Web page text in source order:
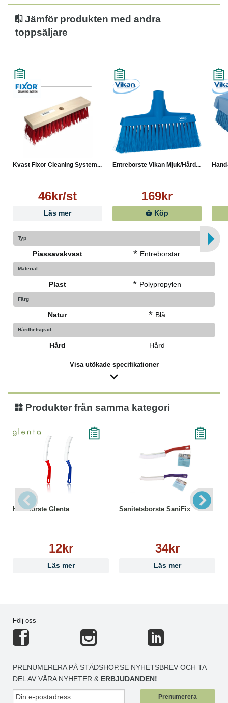
Jämför produkten med andra
toppsäljare
Kvast Fixor Cleaning System...
46kr/st
Läs mer
Entreborste Vikan Mjuk/Hård...
169kr
Köp
Typ
Piassavakvast * Entreborstar
Material
Plast * Polypropylen
Färg
Natur * Blå
Hårdhetsgrad
Hård Hård
Visa utökade specifikationer
Produkter från samma kategori
Kantborste Glenta
12kr
Läs mer
Sanitetsborste SaniFix
34kr
Läs mer
Följ oss
PRENUMERERA PÅ STÄDSHOP.SE NYHETSBREV OCH TA
DEL AV VÅRA NYHETER & ERBJUDANDEN!
Prenumerera